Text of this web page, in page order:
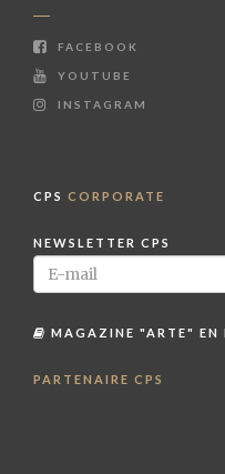
FACEBOOK
YOUTUBE
INSTAGRAM
CPS CORPORATE
NEWSLETTER CPS
MAGAZINE "ARTE" EN
PARTENAIRE CPS